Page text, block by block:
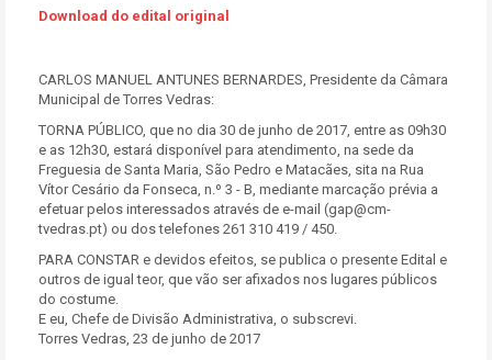
Download do edital original
CARLOS MANUEL ANTUNES BERNARDES, Presidente da Câmara
Municipal de Torres Vedras:
TORNA PÚBLICO, que no dia 30 de junho de 2017, entre as 09h30
e as 12h30, estará disponível para atendimento, na sede da
Freguesia de Santa Maria, São Pedro e Matacães, sita na Rua
Vítor Cesário da Fonseca, n.º 3 - B, mediante marcação prévia a
efetuar pelos interessados através de e-mail (gap@cm-
tvedras.pt) ou dos telefones 261 310 419 / 450.
PARA CONSTAR e devidos efeitos, se publica o presente Edital e
outros de igual teor, que vão ser afixados nos lugares públicos
do costume.
E eu, Chefe de Divisão Administrativa, o subscrevi.
Torres Vedras, 23 de junho de 2017